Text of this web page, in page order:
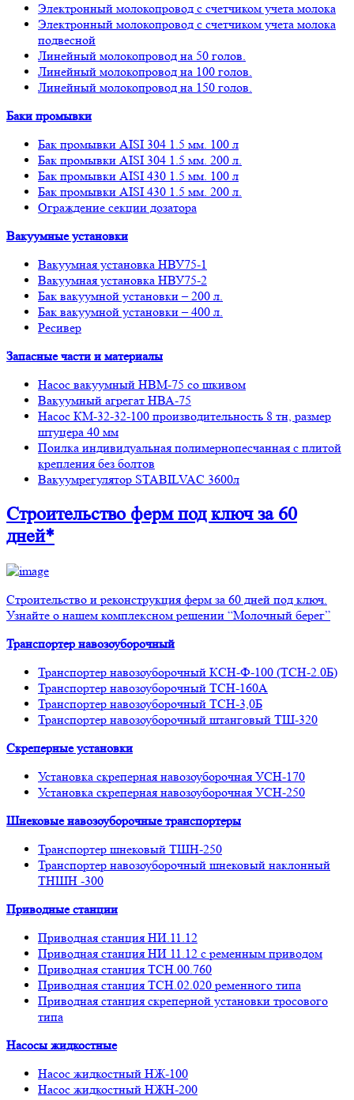
Электронный молокопровод с счетчиком учета молока
Электронный молокопровод с счетчиком учета молока
подвесной
Линейный молокопровод на 50 голов.
Линейный молокопровод на 100 голов.
Линейный молокопровод на 150 голов.
Баки промывки
Бак промывки AISI 304 1.5 мм. 100 л
Бак промывки AISI 304 1.5 мм. 200 л.
Бак промывки AISI 430 1.5 мм. 100 л
Бак промывки AISI 430 1.5 мм. 200 л.
Ограждение секции дозатора
Вакуумные установки
Вакуумная установка НВУ75-1
Вакуумная установка НВУ75-2
Бак вакуумной установки – 200 л.
Бак вакуумной установки – 400 л.
Ресивер
Запасные части и материалы
Насос вакуумный НВМ-75 со шкивом
Вакуумный агрегат НВА-75
Насос КМ-32-32-100 производительность 8 тн, размер
штуцера 40 мм
Поилка индивидуальная полимернопесчанная с плитой
крепления без болтов
Вакуумрегулятор STABILVAC 3600л
Строительство фермпод ключ за 60
дней*
Строительство и реконструкция ферм за 60 дней под ключ.
Узнайте о нашем комплексном решении “Молочный берег”
Транспортер навозоуборочный
Транспортер навозоуборочный КСН-Ф-100 (ТСН-2.0Б)
Транспортер навозоуборочный ТСН-160А
Транспортер навозоуборочный ТСН-3,0Б
Транспортер навозоуборочный штанговый ТШ-320
Скреперные установки
Установка скреперная навозоуборочная УСН-170
Установка скреперная навозоуборочная УСН-250
Шнековые навозоуборочные транспортеры
Транспортер шнековый ТШН-250
Транспортер навозоуборочный шнековый наклонный
ТНШН -300
Приводные станции
Приводная станция НИ.11.12
Приводная станция НИ 11.12 с ременным приводом
Приводная станция ТСН.00.760
Приводная станция ТСН.02.020 ременного типа
Приводная станция скреперной установки тросового
типа
Насосы жидкостные
Насос жидкостный НЖ-100
Насос жидкостный НЖН-200